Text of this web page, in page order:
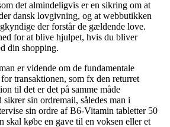
det almindeligvis er en sikring om at
dansk lovgivning, og at webbutikken
der forstår de gældende love.
for at blive hjulpet, hvis du bliver
din shopping.
er vidende om de fundamentale
transaktionen, som fx den returret
til det er det på samme måde
sikrer sin ordremail, således man i
sin ordre af B6-Vitamin tabletter 50
skal købe en gave til en voksen eller et